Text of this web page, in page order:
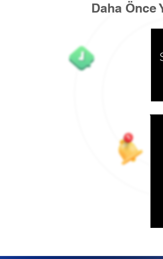
Daha Önce